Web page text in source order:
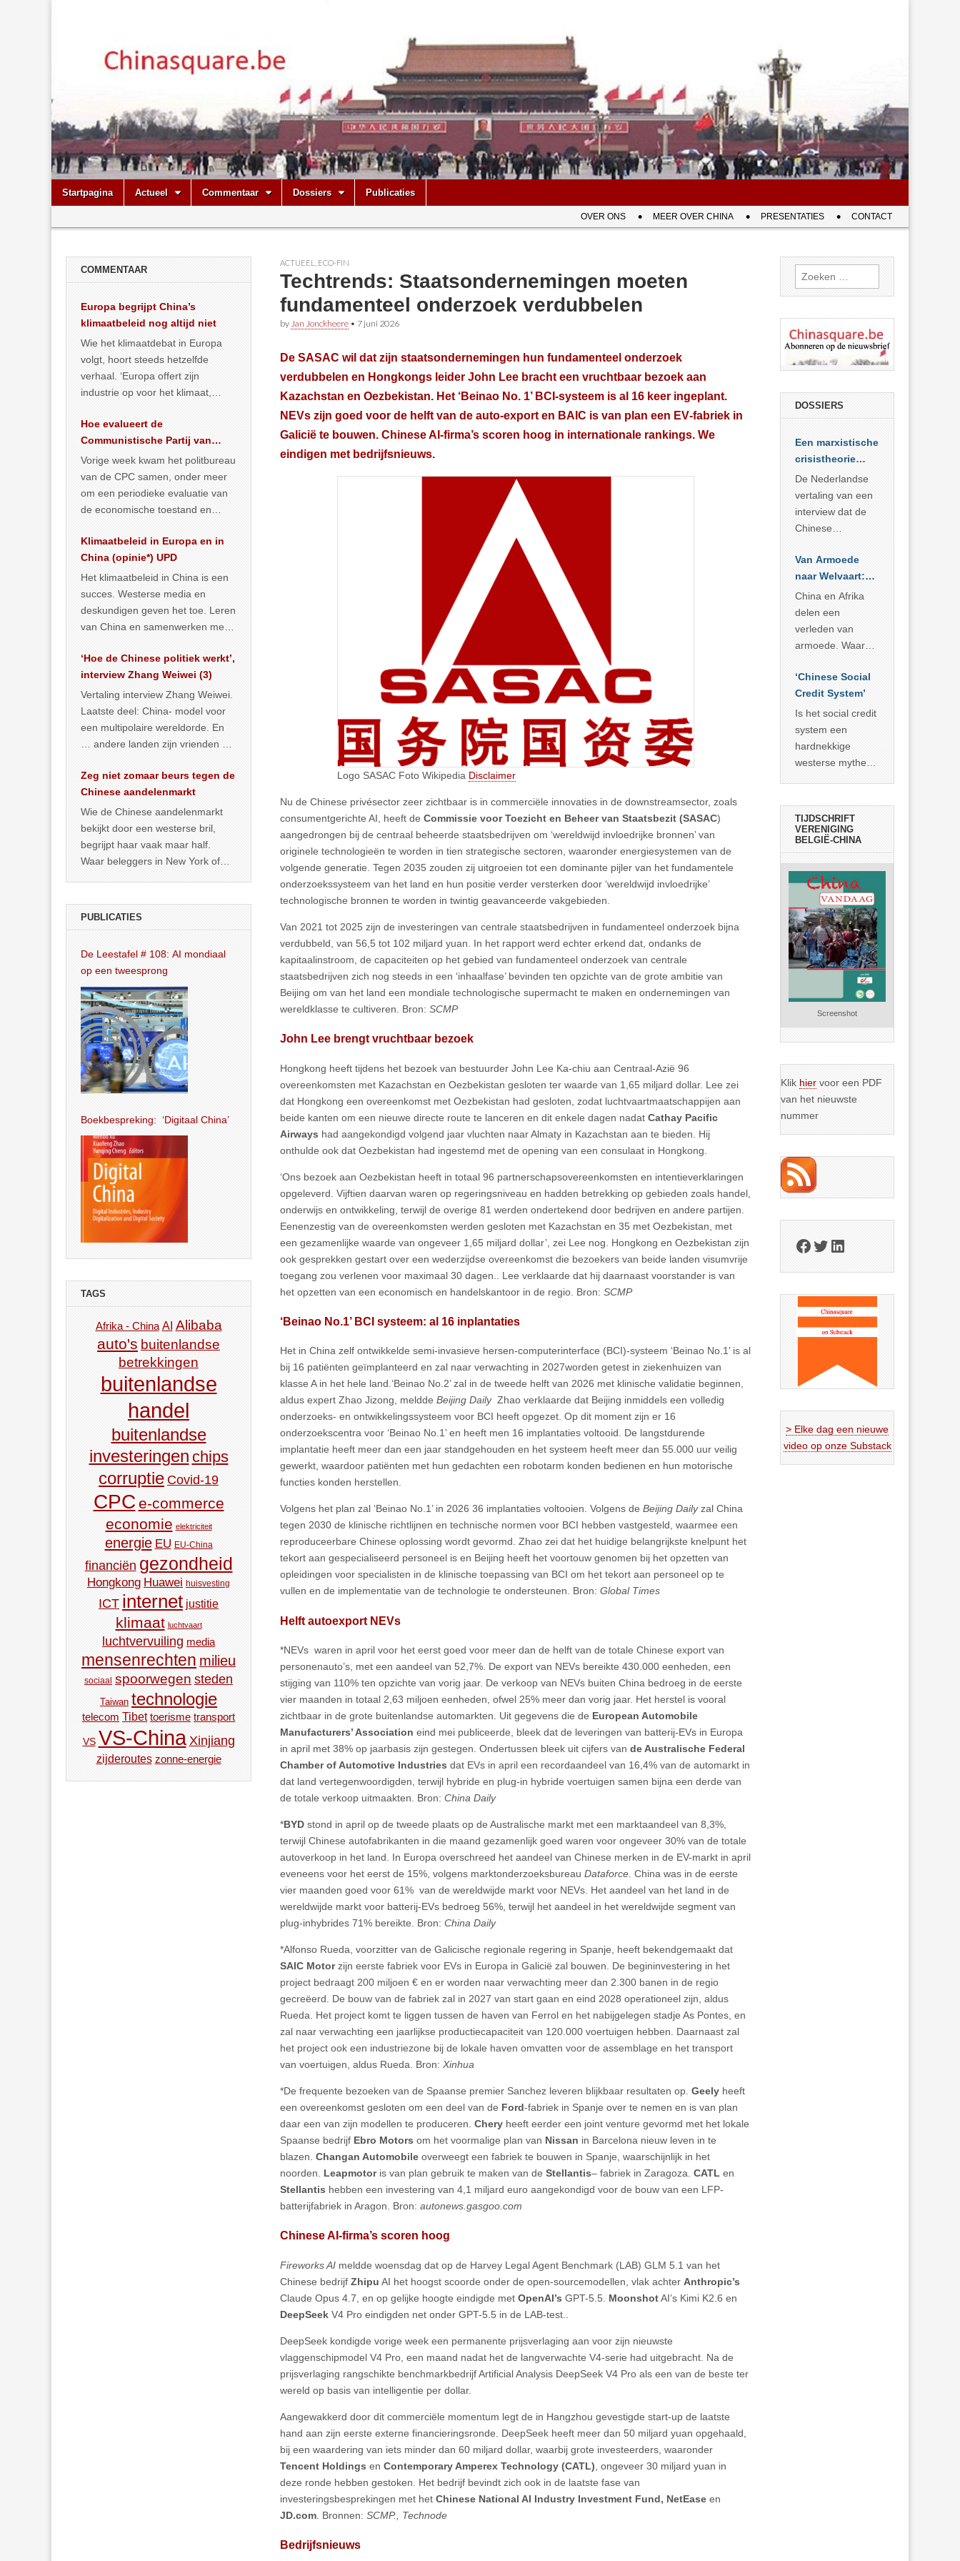
Chinasquare.be
Main
menu
Skip
Startpagina Actueel Commentaar Dossiers Publicaties
menu
OVER ONS MEER OVER CHINA PRESENTATIES CONTACT
ACTUEEL ECO-FIN
Techtrends: Staatsondernemingen moeten
fundamenteel onderzoek verdubbelen
by Jan Jonckheere • 7 juni 2026
De SASAC wil dat zijn staatsondernemingen hun fundamenteel onderzoek
verdubbelen en Hongkongs leider John Lee bracht een vruchtbaar bezoek aan
Kazachstan en Oezbekistan. Het ‘Beinao No. 1’ BCI-systeem is al 16 keer ingeplant.
NEVs zijn goed voor de helft van de auto-export en BAIC is van plan een EV‑fabriek in
Galicië te bouwen. Chinese AI-firma’s scoren hoog in internationale rankings. We
eindigen met bedrijfsnieuws.
Logo SASAC Foto Wikipedia Disclaimer
Nu de Chinese privésector zeer zichtbaar is in commerciële innovaties in de downstreamsector, zoals
consumentgerichte AI, heeft de Commissie voor Toezicht en Beheer van Staatsbezit (SASAC)
aangedrongen bij de centraal beheerde staatsbedrijven om ‘wereldwijd invloedrijke bronnen’ van
originele technologieën te worden in tien strategische sectoren, waaronder energiesystemen van de
volgende generatie. Tegen 2035 zouden zij uitgroeien tot een dominante pijler van het fundamentele
onderzoekssysteem van het land en hun positie verder versterken door ‘wereldwijd invloedrijke’
technologische bronnen te worden in twintig geavanceerde vakgebieden.
Van 2021 tot 2025 zijn de investeringen van centrale staatsbedrijven in fundamenteel onderzoek bijna
verdubbeld, van 56,5 tot 102 miljard yuan. In het rapport werd echter erkend dat, ondanks de
kapitaalinstroom, de capaciteiten op het gebied van fundamenteel onderzoek van centrale
staatsbedrijven zich nog steeds in een ‘inhaalfase’ bevinden ten opzichte van de grote ambitie van
Beijing om van het land een mondiale technologische supermacht te maken en ondernemingen van
wereldklasse te cultiveren. Bron: SCMP
John Lee brengt vruchtbaar bezoek
Hongkong heeft tijdens het bezoek van bestuurder John Lee Ka-chiu aan Centraal-Azië 96
overeenkomsten met Kazachstan en Oezbekistan gesloten ter waarde van 1,65 miljard dollar. Lee zei
dat Hongkong een overeenkomst met Oezbekistan had gesloten, zodat luchtvaartmaatschappijen aan
beide kanten om een nieuwe directe route te lanceren en dit enkele dagen nadat Cathay Pacific
Airways had aangekondigd volgend jaar vluchten naar Almaty in Kazachstan aan te bieden. Hij
onthulde ook dat Oezbekistan had ingestemd met de opening van een consulaat in Hongkong.
‘Ons bezoek aan Oezbekistan heeft in totaal 96 partnerschapsovereenkomsten en intentieverklaringen
opgeleverd. Vijftien daarvan waren op regeringsniveau en hadden betrekking op gebieden zoals handel,
onderwijs en ontwikkeling, terwijl de overige 81 werden ondertekend door bedrijven en andere partijen.
Eenenzestig van de overeenkomsten werden gesloten met Kazachstan en 35 met Oezbekistan, met
een gezamenlijke waarde van ongeveer 1,65 miljard dollar’, zei Lee nog. Hongkong en Oezbekistan zijn
ook gesprekken gestart over een wederzijdse overeenkomst die bezoekers van beide landen visumvrije
toegang zou verlenen voor maximaal 30 dagen.. Lee verklaarde dat hij daarnaast voorstander is van
het opzetten van een economisch en handelskantoor in de regio. Bron: SCMP
‘Beinao No.1’ BCI systeem: al 16 inplantaties
Het in China zelf ontwikkelde semi-invasieve hersen-computerinterface (BCI)-systeem ‘Beinao No.1’ is al
bij 16 patiënten geïmplanteerd en zal naar verwachting in 2027worden getest in ziekenhuizen van
klasse A in het hele land.‘Beinao No.2’ zal in de tweede helft van 2026 met klinische validatie beginnen,
aldus expert Zhao Jizong, meldde Beijing DailyZhao verklaarde dat Beijing inmiddels een volledig
onderzoeks- en ontwikkelingssysteem voor BCI heeft opgezet. Op dit moment zijn er 16
onderzoekscentra voor ‘Beinao No.1’ en heeft men 16 implantaties voltooid. De langstdurende
implantatie heeft meer dan een jaar standgehouden en het systeem heeft meer dan 55.000 uur veilig
gewerkt, waardoor patiënten met hun gedachten een robotarm konden bedienen en hun motorische
functies konden herstellen.
Volgens het plan zal ‘Beinao No.1’ in 2026 36 implantaties voltooien. Volgens de Beijing Dailyzal China
tegen 2030 de klinische richtlijnen en technische normen voor BCI hebben vastgesteld, waarmee een
reproduceerbare Chinese oplossing wordt gevormd. Zhao zei dat het huidige belangrijkste knelpunt het
tekort aan gespecialiseerd personeel is en Beijing heeft het voortouw genomen bij het opzetten van
opleidingen voor specialisten in de klinische toepassing van BCI om het tekort aan personeel op te
vullen en de implementatie van de technologie te ondersteunen. Bron: Global Times
Helft autoexport NEVs
*NEVs waren in april voor het eerst goed voor meer dan de helft van de totale Chinese export van
personenauto’s, met een aandeel van 52,7%. De export van NEVs bereikte 430.000 eenheden, een
stijging van 110% ten opzichte van vorig jaar. De verkoop van NEVs buiten China bedroeg in de eerste
vier maanden in totaal 2,63 miljoen eenheden, ofwel 25% meer dan vorig jaar. Het herstel is vooral
zichtbaar in de grote buitenlandse automarkten. Uit gegevens die de European Automobile
Manufacturers’ Association eind mei publiceerde, bleek dat de leveringen van batterij-EVs in Europa
in april met 38% op jaarbasis zijn gestegen. Ondertussen bleek uit cijfers van de Australische Federal
Chamber of Automotive Industries dat EVs in april een recordaandeel van 16,4% van de automarkt in
dat land vertegenwoordigden, terwijl hybride en plug-in hybride voertuigen samen bijna een derde van
de totale verkoop uitmaakten. Bron: China Daily
*BYD stond in april op de tweede plaats op de Australische markt met een marktaandeel van 8,3%,
terwijl Chinese autofabrikanten in die maand gezamenlijk goed waren voor ongeveer 30% van de totale
autoverkoop in het land. In Europa overschreed het aandeel van Chinese merken in de EV-markt in april
eveneens voor het eerst de 15%, volgens marktonderzoeksbureau Dataforce . China was in de eerste
vier maanden goed voor 61% van de wereldwijde markt voor NEVs. Het aandeel van het land in de
wereldwijde markt voor batterij-EVs bedroeg 56%, terwijl het aandeel in het wereldwijde segment van
plug-inhybrides 71% bereikte. Bron: China Daily
*Alfonso Rueda, voorzitter van de Galicische regionale regering in Spanje, heeft bekendgemaakt dat
SAIC Motorzijn eerste fabriek voor EVs in Europa in Galicië zal bouwen. De begininvestering in het
project bedraagt 200 miljoen € en er worden naar verwachting meer dan 2.300 banen in de regio
gecreëerd. De bouw van de fabriek zal in 2027 van start gaan en eind 2028 operationeel zijn, aldus
Rueda. Het project komt te liggen tussen de haven van Ferrol en het nabijgelegen stadje As Pontes, en
zal naar verwachting een jaarlijkse productiecapaciteit van 120.000 voertuigen hebben. Daarnaast zal
het project ook een industriezone bij de lokale haven omvatten voor de assemblage en het transport
van voertuigen, aldus Rueda. Bron: Xinhua
*De frequente bezoeken van de Spaanse premier Sanchez leveren blijkbaar resultaten op. Geely heeft
een overeenkomst gesloten om een deel van de Ford-fabriek in Spanje over te nemen en is van plan
daar een van zijn modellen te produceren. Chery heeft eerder een joint venture gevormd met het lokale
Spaanse bedrijf Ebro Motors om het voormalige plan van Nissan in Barcelona nieuw leven in te
blazen. Changan Automobile overweegt een fabriek te bouwen in Spanje, waarschijnlijk in het
noorden. Leapmotoris van plan gebruik te maken van de Stellantis– fabriek in Zaragoza. CATL en
Stellantis hebben een investering van 4,1 miljard euro aangekondigd voor de bouw van een LFP-
batterijfabriek in Aragon. Bron: autonews.gasgoo.com
Chinese AI-firma’s scoren hoog
Fireworks AI meldde woensdag dat op de Harvey Legal Agent Benchmark (LAB) GLM 5.1 van het
Chinese bedrijf Zhipu AI het hoogst scoorde onder de open-sourcemodellen, vlak achter Anthropic’s
Claude Opus 4.7, en op gelijke hoogte eindigde met OpenAI’s GPT-5.5. MoonshotAI’s Kimi K2.6 en
DeepSeek V4 Pro eindigden net onder GPT-5.5 in de LAB-test..
DeepSeek kondigde vorige week een permanente prijsverlaging aan voor zijn nieuwste
vlaggenschipmodel V4 Pro, een maand nadat het de langverwachte V4-serie had uitgebracht. Na de
prijsverlaging rangschikte benchmarkbedrijf Artificial Analysis DeepSeek V4 Pro als een van de beste ter
wereld op basis van intelligentie per dollar.
Aangewakkerd door dit commerciële momentum legt de in Hangzhou gevestigde start-up de laatste
hand aan zijn eerste externe financieringsronde. DeepSeek heeft meer dan 50 miljard yuan opgehaald,
bij een waardering van iets minder dan 60 miljard dollar, waarbij grote investeerders, waaronder
Tencent Holdings en Contemporary Amperex Technology (CATL) , ongeveer 30 miljard yuan in
deze ronde hebben gestoken. Het bedrijf bevindt zich ook in de laatste fase van
investeringsbesprekingen met het Chinese National AI Industry Investment Fund, NetEase en
JD.com . Bronnen: SCMP., Technode
Bedrijfsnieuws
COMMENTAAR
Europa begrijpt China’s
klimaatbeleid nog altijd niet
Wie het klimaatdebat in Europa
volgt, hoort steeds hetzelfde
verhaal. ‘Europa offert zijn
industrie op voor het klimaat,
vergroening… >> lees meer
Hoe evalueert de
Communistische Partij van
China de economische
situatie?
Vorige week kwam het politbureau
van de CPC samen, onder meer
om een periodieke evaluatie van
de economische toestand en
publiceerden… >> lees meer
Klimaatbeleid in Europa en in
China (opinie*) UPD
Het klimaatbeleid in China is een
succes. Westerse media en
deskundigen geven het toe. Leren
van China en samenwerken met
… >> lees meer
‘Hoe de Chinese politiek werkt’,
interview Zhang Weiwei (3)
Vertaling interview Zhang Weiwei.
Laatste deel: China- model voor
een multipolaire wereldorde. En
… andere landen zijn vrienden of
Zeg niet zomaar beurs tegen de
Chinese aandelenmarkt
Wie de Chinese aandelenmarkt
bekijkt door een westerse bril,
begrijpt haar vaak maar half.
Waar beleggers in New York of
PUBLICATIES
De Leestafel # 108: AI mondiaal
op een tweesprong
Boekbespreking: ‘Digitaal China’
TAGS
Afrika - China AI Alibaba
auto's buitenlandse
betrekkingen
buitenlandse
handel
buitenlandse
investeringen chips
corruptie Covid-19
CPC e-commerce
economie elektriciteit
energie EU EU-China
financiën gezondheid
Hongkong Huawei huisvesting
ICT internet justitie
klimaat luchtvaart
luchtvervuiling media
mensenrechten milieu
sociaal spoorwegen steden
Taiwan technologie
telecom Tibet toerisme transport
VS VS-China Xinjiang
zijderoutes zonne-energie
Zoeken
naar:
DOSSIERS
Een marxistische
crisistheorie
voor vandaag
De Nederlandse
vertaling van een
interview dat de
Chinese
Sociale
Wetenschappen
afnam van de
Britse
marxistische
econoom Michael
zien dat
… >> lees meer
Van Armoede
naar Welvaart:
Wat Afrika kan
leren van
China’s
economisch
China en Afrika
delen een
verleden van
armoede. Waar
voorbije veertig
jaar in slaagde
meer dan 800
miljoen mensen
uit de armoede
… >> lees meer
‘Chinese Social
Credit System’
Is het social credit
system een
hardnekkige
westerse mythe of
TIJDSCHRIFT
VERENIGING
BELGIË-CHINA
Screenshot
Klik hier voor een PDF
van het nieuwste
nummer
Facebook
Twitter
LinkedIn
> Elke dag een nieuwe
video op onze Substack